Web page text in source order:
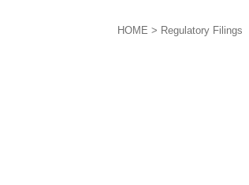
HOME > Regulatory Filings